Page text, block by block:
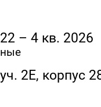
– 4 кв. 2026
2Е, корпус